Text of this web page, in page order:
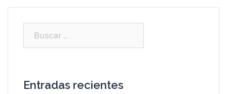
Entradas recientes